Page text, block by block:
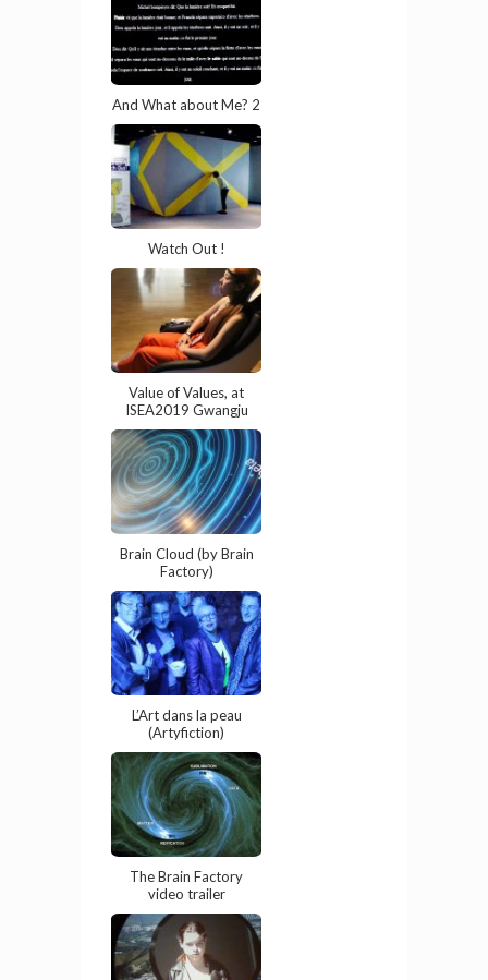
And What about Me? 2
Watch Out !
Value of Values, at
ISEA2019 Gwangju
Brain Cloud (by Brain
Factory)
L’Art dans la peau
(Artyfiction)
The Brain Factory
video trailer